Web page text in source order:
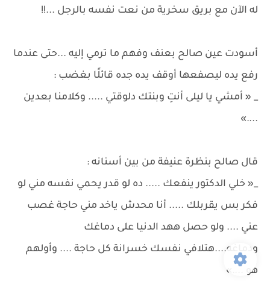
له الآن مع بريق سخرية من نعت نفسه بالرجل ...!!
أسودت عين صالح بعنف وفهم ما ترمي إليه ...حتى عندما
رفع يده ليصفعها أوقف يده جده قائلًا بغضب :
_ « أمشي يا ليلى أنتِ وبنتك دلوقتي ..... وكلامنا بعدين
....»
قال صالح بنظرة عنيفة من بين أسنانه :
_« خلي الدكتور ينفعك ..... ده لو قدر يحمي نفسه مني لو
فكر بس يقربلك ..... أنا محدش ياخد مني حاجة غصب
عني .... ولو حصل ههد الدنيا على دماغك
ودماغه....هتلافي نفسك خسرانة كل حاجة .... وأولهم
هو ....»